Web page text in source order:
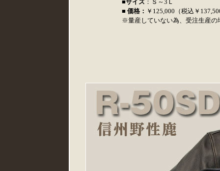
■サイズ：Ｓ～3Ｌ
■ 価格： ￥125,000（税込￥
※量産していない為、受注生産の